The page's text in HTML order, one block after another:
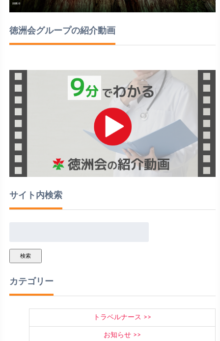
徳洲会グループの紹介動画
サイト内検索
検索
カテゴリー
トラベルナース
お知らせ